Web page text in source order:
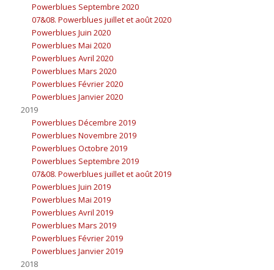
Powerblues Septembre 2020
07&08. Powerblues juillet et août 2020
Powerblues Juin 2020
Powerblues Mai 2020
Powerblues Avril 2020
Powerblues Mars 2020
Powerblues Février 2020
Powerblues Janvier 2020
2019
Powerblues Décembre 2019
Powerblues Novembre 2019
Powerblues Octobre 2019
Powerblues Septembre 2019
07&08. Powerblues juillet et août 2019
Powerblues Juin 2019
Powerblues Mai 2019
Powerblues Avril 2019
Powerblues Mars 2019
Powerblues Février 2019
Powerblues Janvier 2019
2018